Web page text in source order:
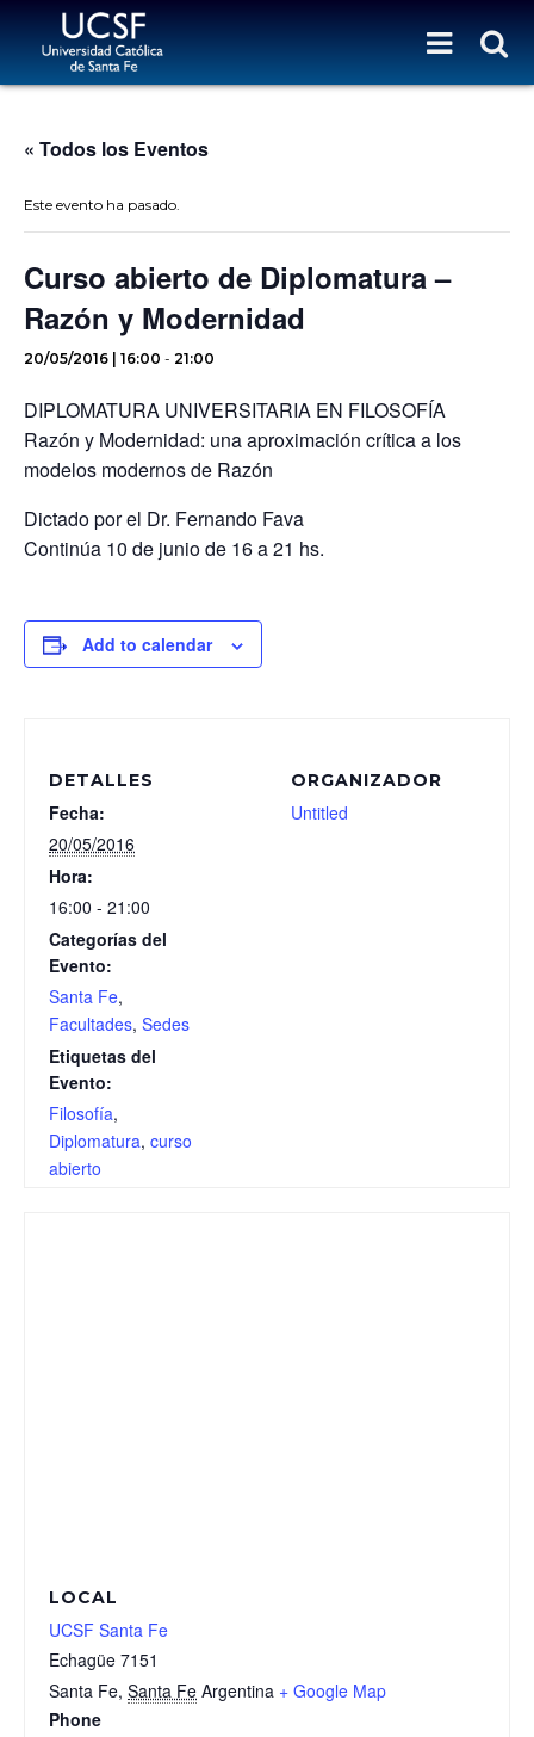
« Todos los Eventos
Este evento ha pasado.
Curso abierto de Diplomatura –
Razón y Modernidad
20/05/2016 | 16:00 - 21:00
DIPLOMATURA UNIVERSITARIA EN FILOSOFÍA
Razón y Modernidad: una aproximación crítica a los
modelos modernos de Razón
Dictado por el Dr. Fernando Fava
Continúa 10 de junio de 16 a 21 hs.
Add to calendar
DETALLES
Fecha:
20/05/2016
Hora:
16:00 - 21:00
Categorías del
Evento:
Santa Fe,
Facultades, Sedes
Etiquetas del
Evento:
Filosofía,
Diplomatura, curso
abierto
ORGANIZADOR
Untitled
LOCAL
UCSF Santa Fe
Echagüe 7151
Santa Fe, Santa Fe Argentina + Google Map
Phone